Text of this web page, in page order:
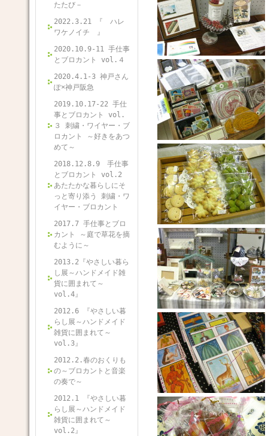
たたび－
2022.3.21 『 ハレ
ワケノイチ 』
2020.10.9-11 手仕事
とブロカント vol.４
2020.4.1-3 神戸さん
ぽ×神戸阪急
2019.10.17-22 手仕
事とブロカント vol.
３ 刺繍・ワイヤー・ブ
ロカント ～好きをあつ
めて～
2018.12.8.9 手仕事
とブロカント vol.2
あたたかな暮らしにそ
っと寄り添う 刺繍・ワ
イヤー・ブロカント
2017.7 手仕事とブロ
カント ～庭で草花を摘
むように～
2013.2『やさしい暮ら
し展～ハンドメイド雑
貨に囲まれて～
vol.4』
2012.6 『やさしい暮
らし展～ハンドメイド
雑貨に囲まれて～
vol.3』
2012.2.春のおくりも
の～ブロカントと音楽
の奏で～
2012.1 『やさしい暮
らし展～ハンドメイド
雑貨に囲まれて～
vol.2』